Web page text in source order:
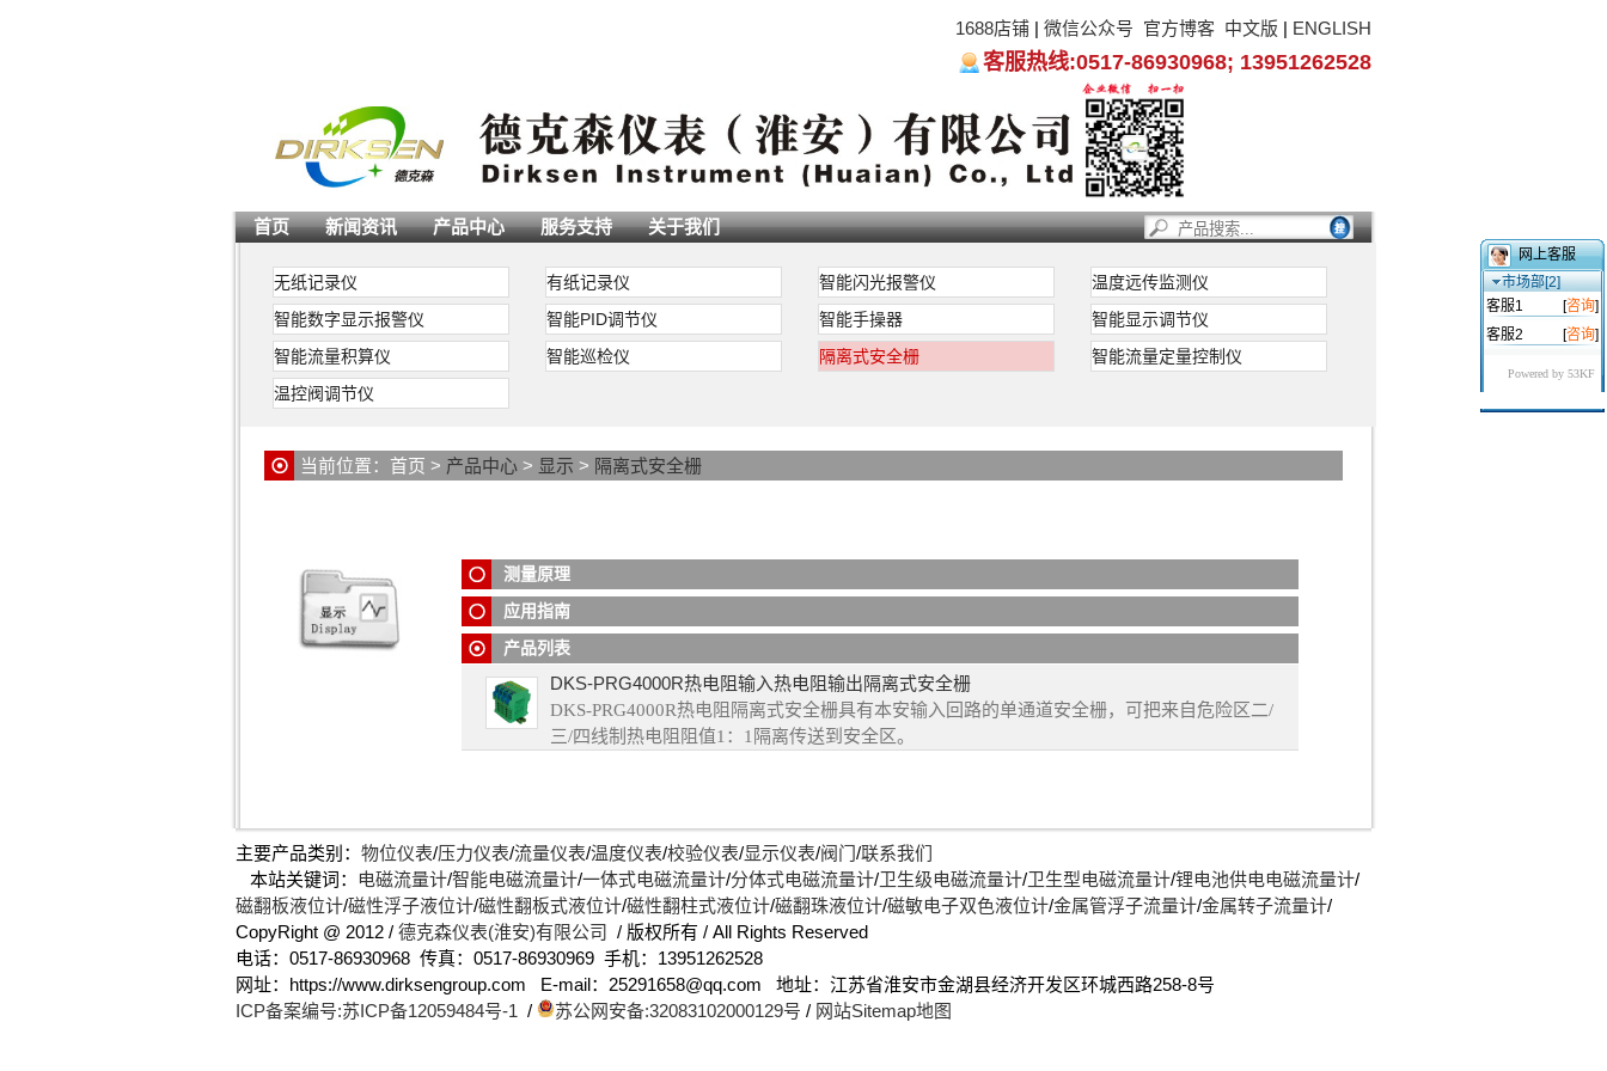
1688店铺 | 微信公众号 官方博客 中文版 | ENGLISH
客服热线:0517-86930968; 13951262528
首页 新闻资讯 产品中心 服务支持 关于我们
无纸记录仪 有纸记录仪 智能闪光报警仪
温度远传监测仪
智能数字显示报警仪
智能PID调节仪 智能手操器
智能显示调节仪
智能流量积算仪
智能巡检仪 隔离式安全栅
智能流量定量控制仪
温控阀调节仪
当前位置： 首页 > 产品中心 > 显示 > 隔离式安全栅
测量原理
隔离式安全栅基本有检测端安全栅和操作端安全栅两种类型。检测端安全栅与两线制变送器配套使用；
操作端安全栅与电气转换器或电气阀门配套使用。
由于隔离式安全栅采用了限压、限流、隔离等措施，不仅能防止危险能量从本安端子进入危险现场，提
高系统的本安防爆性能，而且还增加了系统的抗干扰能力，大大提高了系统运行的可靠性。 24VDC 电
源经DC-AC-DC变换后，输出模块电路所需要的多种电压。
检测端隔离式安全栅的原理是：模块电路将通过本安能量限制电路输入的电流或电压信号转变为
流和电压信号，供后面的二次仪表或其它仪表使用。模块还需输出一个隔离的18.5∽28.5VDC电压，通
过本安能量限制电路做为供给两线制变送器的工作电压。本安能量限制电路能限制大电流或高电压的危
的信号，通过本安能量限制电路供给电气转换器或现场的电气阀门定位器使用。
应用指南
隔离式安全栅应用行业可以分类为：石油、化工、煤化工、制药、冶金等。
产品列表
DKS-PRG4000R热电阻输入热电阻输出隔离式安全栅
DKS-PRG4000R热电阻隔离式安全栅具有本安输入回路的单通道安全栅，可把来自危险区二/
三/四线制热电阻阻值1：1隔离传送到安全区。
主要产品类别： 物位仪表/压力仪表/流量仪表/温度仪表/校验仪表/显示仪表/阀门/联系我们
本站关键词： 电磁流量计/智能电磁流量计/一体式电磁流量计/分体式电磁流量计/卫生级电磁流量计/卫生型电磁流量计/锂电池供电电磁流量计/
磁翻板液位计/磁性浮子液位计/磁性翻板式液位计/磁性翻柱式液位计/磁翻珠液位计/磁敏电子双色液位计/金属管浮子流量计/金属转子流量计/
CopyRight @ 2012 / 德克森仪表(淮安)有限公司 / 版权所有 / All Rights Reserved
电话：0517-86930968 传真：0517-86930969 手机：13951262528
网址：https://www.dirksengroup.com E-mail：25291658@qq.com 地址：江苏省淮安市金湖县经济开发区环城西路258-8号
ICP备案编号:苏ICP备12059484号-1 / 苏公网安备:32083102000129号 / 网站Sitemap地图
网上客服
市场部[2]
客服1
[咨询]
客服2
[咨询]
Powered by 53KF